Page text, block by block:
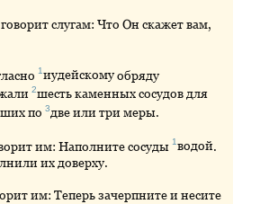
слугам: Что Он скажет вам,
1иудейскомуобряду
2шестькаменных сосудов для
по3двеили три меры.
им: Наполните сосуды1водой
их доверху.
им: Теперь зачерпните и несите